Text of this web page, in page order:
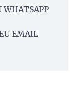
WHATSAPP
EMAIL